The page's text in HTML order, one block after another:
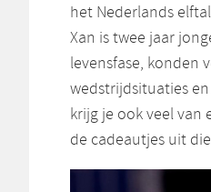
het Nederlands
Xan is twee jaar
levensfase, konden
wedstrijdsituaties
krijg je ook veel van
de cadeautjes uit